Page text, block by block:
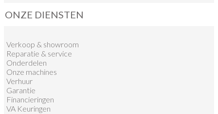
ONZE DIENSTEN
Verkoop & showroom
Reparatie & service
Onderdelen
Onze machines
Verhuur
Garantie
Financieringen
VA Keuringen